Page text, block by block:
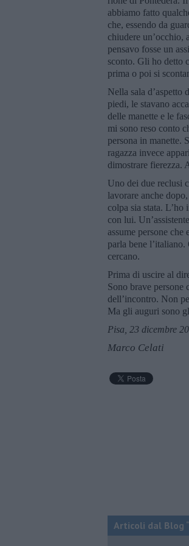
abbiamo fatto
che, essendo da
chiudere
pensavo fosse un
sconto. Gli ho detto
prima o poi si
Nella sala d’aspetto
piedi, le stavano
delle manette e le
mi sono reso conto
persona in manette.
ragazza invece
dimostrare fierezza.
Uno dei due reclusi
lavorare anche
colpa sia stata.
con lui.
assume persone
parla bene
cercano.
Prima di uscire al
Sono brave
dell’incontro. Non
Ma gli auguri sono
Pisa, 23 dicembre
Marco Celati
Articoli dal Blog